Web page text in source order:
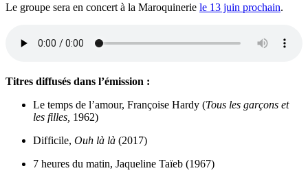
Le groupe sera en concert à la Maroquinerie le 13 juin prochain.
Titres diffusés dans l’émission :
Le temps de l’amour, Françoise Hardy (Tous les garçons et
les filles, 1962)
Difficile, Ouh là là (2017)
7 heures du matin, Jaqueline Taïeb (1967)